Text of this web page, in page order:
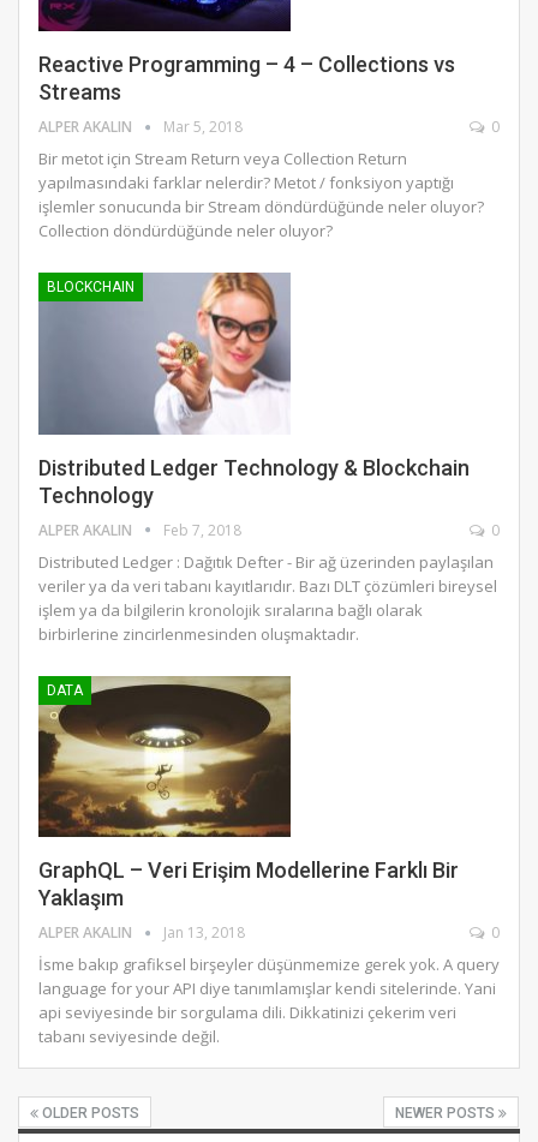
Reactive Programming – 4 – Collections vs
Streams
ALPER AKALIN Mar 5, 2018 0
Bir metot için Stream Return veya Collection Return
yapılmasındaki farklar nelerdir? Metot / fonksiyon yaptığı
işlemler sonucunda bir Stream döndürdüğünde neler oluyor?
Collection döndürdüğünde neler oluyor?
BLOCKCHAIN
Distributed Ledger Technology & Blockchain
Technology
ALPER AKALIN Feb 7, 2018 0
Distributed Ledger : Dağıtık Defter - Bir ağ üzerinden paylaşılan
veriler ya da veri tabanı kayıtlarıdır. Bazı DLT çözümleri bireysel
işlem ya da bilgilerin kronolojik sıralarına bağlı olarak
birbirlerine zincirlenmesinden oluşmaktadır.
DATA
GraphQL – Veri Erişim Modellerine Farklı Bir
Yaklaşım
ALPER AKALIN Jan 13, 2018 0
İsme bakıp grafiksel birşeyler düşünmemize gerek yok. A query
language for your API diye tanımlamışlar kendi sitelerinde. Yani
api seviyesinde bir sorgulama dili. Dikkatinizi çekerim veri
tabanı seviyesinde değil.
OLDER POSTS NEWER POSTS